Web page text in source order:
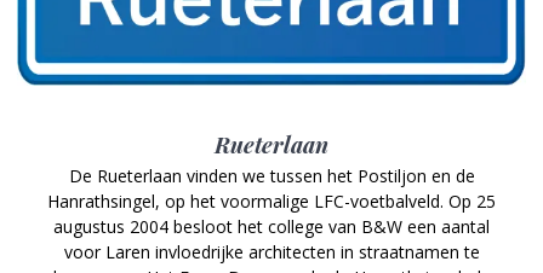
Rueterlaan
De Rueterlaan vinden we tussen het Postiljon en de
Hanrathsingel, op het voormalige LFC-voetbalveld. Op 25
augustus 2004 besloot het college van B&W een aantal
voor Laren invloedrijke architecten in straatnamen te